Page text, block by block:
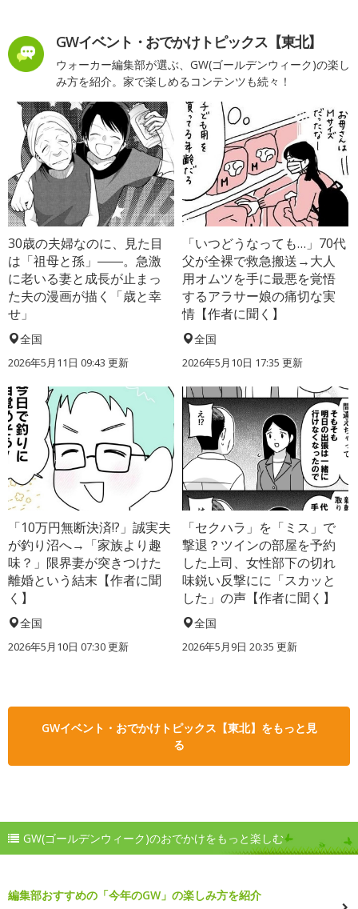
GWイベント・おでかけトピックス【東北】
ウォーカー編集部が選ぶ、GW(ゴールデンウィーク)の楽し
み方を紹介。家で楽しめるコンテンツも続々！
30歳の夫婦なのに、見た目
は「祖母と孫」――。急激
に老いる妻と成長が止まっ
た夫の漫画が描く「歳と幸
せ」
全国
2026年5月11日 09:43 更新
「いつどうなっても…」70代
父が全裸で救急搬送→大人
用オムツを手に最悪を覚悟
するアラサー娘の痛切な実
情【作者に聞く】
全国
2026年5月10日 17:35 更新
「10万円無断決済!?」誠実夫
が釣り沼へ→「家族より趣
味？」限界妻が突きつけた
離婚という結末【作者に聞
く】
全国
2026年5月10日 07:30 更新
「セクハラ」を「ミス」で
撃退？ツインの部屋を予約
した上司、女性部下の切れ
味鋭い反撃にに「スカッと
した」の声【作者に聞く】
全国
2026年5月9日 20:35 更新
GWイベント・おでかけトピックス【東北】をもっと見
る
GW(ゴールデンウィーク)のおでかけをもっと楽しむ
編集部おすすめの「今年のGW」の楽しみ方を紹介